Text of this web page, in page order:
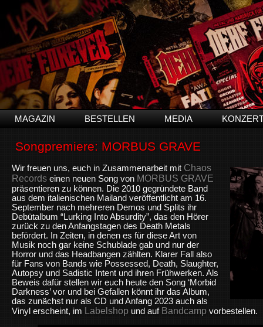
MAGAZIN BESTELLEN MEDIA
Songpremiere: MORBUS GRAVE
Wir freuen uns, euch in Zusammenarbeit mit Chaos
Records einen neuen Song von MORBUS GRAVE
präsentieren zu können. Die 2010 gegründete Band
aus dem italienischen Mailand veröffentlicht am 16.
September nach mehreren Demos und Splits ihr
Debütalbum “Lurking Into Absurdity”, das den Hörer
zurück zu den Anfangstagen des Death Metals
befördert. In Zeiten, in denen es für diese Art von
Musik noch gar keine Schublade gab und nur der
Horror und das Headbangen zählten. Klarer Fall also
für Fans von Bands wie Possessed, Death, Slaughter,
Autopsy und Sadistic Intent und ihren Frühwerken. Als
Beweis dafür stellen wir euch heute den Song ‘Morbid
Darkness’ vor und bei Gefallen könnt ihr das Album,
das zunächst nur als CD und Anfang 2023 auch als
Vinyl erscheint, im Labelshop und auf Bandcamp vorbestellen.